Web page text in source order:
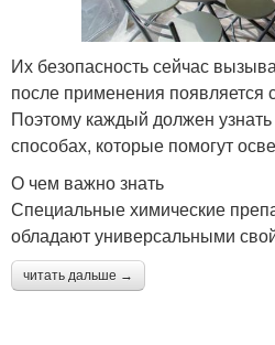
Их безопасность сейчас
после применения появляется
Поэтому каждый должен
способах, которые помогут
О чем важно знать
Специальные химические
обладают универсальными
читать дальше →